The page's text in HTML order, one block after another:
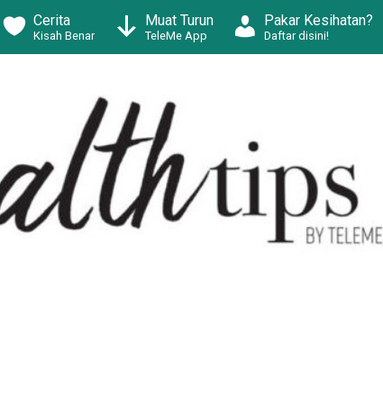
Cerita
Kisah Benar
Muat Turun
TeleMe App
Pakar Kesihatan?
Daftar disini!